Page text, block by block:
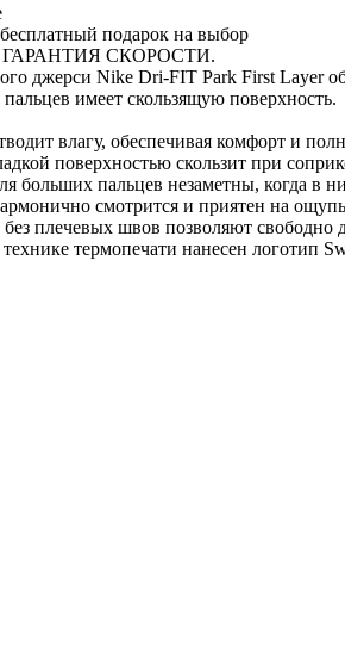
подарок на выбор
СКОРОСТИ.
джерси Nike Dri-FIT Park First Layer
имеет скользящую поверхность.
влагу, обеспечивая комфорт и
поверхностью скользит при
больших пальцев незаметны, когда в
смотрится и приятен на
плечевых швов позволяют свободно
термопечати нанесен логотип